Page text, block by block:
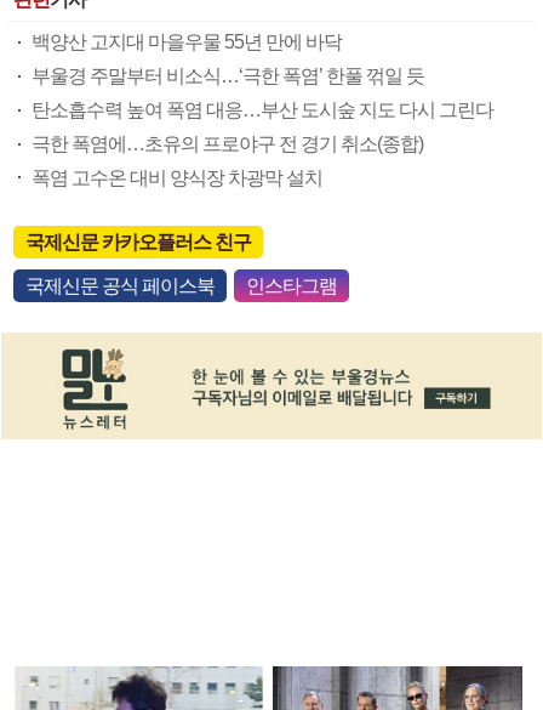
백양산 고지대 마을우물 55년 만에 바닥
부울경 주말부터 비소식…‘극한 폭염’ 한풀 꺾일 듯
탄소흡수력 높여 폭염 대응…부산 도시숲 지도 다시 그린다
극한 폭염에…초유의 프로야구 전 경기 취소(종합)
폭염 고수온 대비 양식장 차광막 설치
국제신문 카카오플러스 친구
국제신문 공식 페이스북 인스타그램